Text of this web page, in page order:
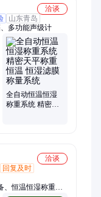
洽谈
山东青岛
多功能声级计
全自动恒温恒湿
称重系统 精密天
洽谈
回复及时
、恒温恒湿称重系